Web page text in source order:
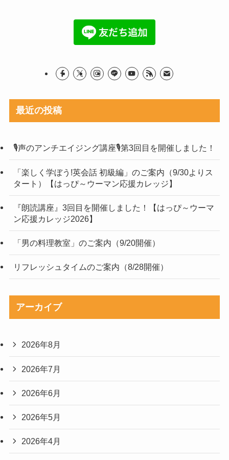
最近の投稿
🎙声のアンチエイジング講座🎙第3回目を開催しました！
「楽しく学ぼう!英会話 初級編」のご案内（9/30よりス
タート）【はっぴ～ウーマン応援カレッジ】
『朗読講座』3回目を開催しました！【はっぴ～ウーマ
ン応援カレッジ2026】
「男の料理教室」のご案内（9/20開催）
リフレッシュタイムのご案内（8/28開催）
アーカイブ
2026年8月
2026年7月
2026年6月
2026年5月
2026年4月